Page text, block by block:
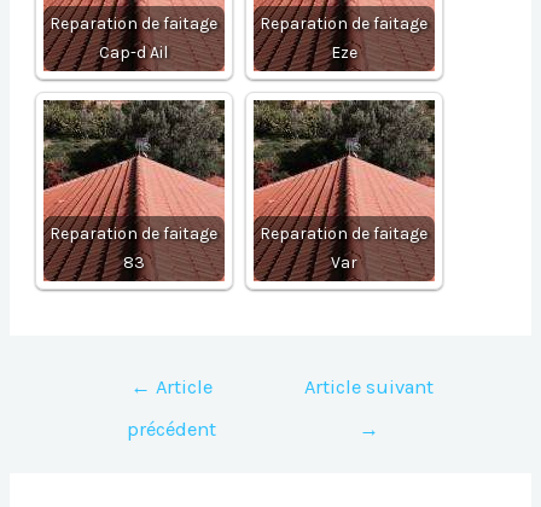
Reparation de faitage
Cap-d Ail
Reparation de faitage
Eze
Reparation de faitage
83
Reparation de faitage
Var
Navigation
l’article
← Article
précédent
Article suivant
→